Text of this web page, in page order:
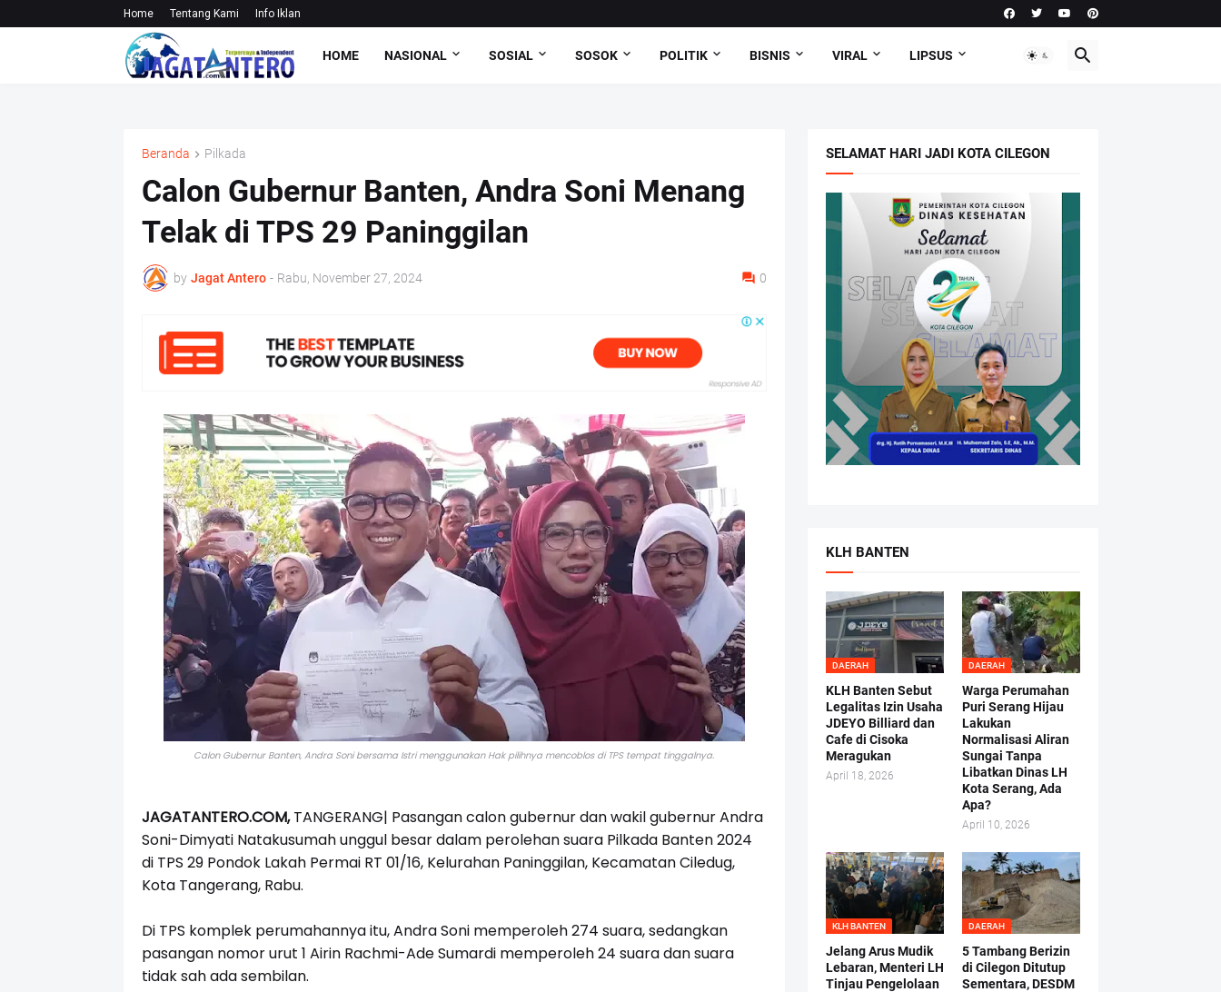
Home Tentang Kami Info Iklan
HOME NASIONAL SOSIAL SOSOK POLITIK BISNIS VIRAL LIPSUS
Beranda Pilkada
Calon Gubernur Banten, Andra Soni Menang
Telak di TPS 29 Paninggilan
by Jagat Antero - Rabu, November 27, 2024 0
Calon Gubernur Banten, Andra Soni bersama Istri menggunakan Hak pilihnya mencoblos di TPS tempat tinggalnya.
JAGATANTERO.COM,TANGERANG| Pasangan calon gubernur dan wakil gubernur Andra
Soni-Dimyati Natakusumah unggul besar dalam perolehan suara Pilkada Banten 2024
di TPS 29 Pondok Lakah Permai RT 01/16, Kelurahan Paninggilan, Kecamatan Ciledug,
Kota Tangerang, Rabu.
Di TPS komplek perumahannya itu, Andra Soni memperoleh 274 suara, sedangkan
pasangan nomor urut 1 Airin Rachmi-Ade Sumardi memperoleh 24 suara dan suara
tidak sah ada sembilan.
SELAMAT HARI JADI KOTA CILEGON
KLH BANTEN
DAERAH
KLH Banten Sebut
Legalitas Izin Usaha
JDEYO Billiard dan
Cafe di Cisoka
Meragukan
April 18, 2026
DAERAH
Warga Perumahan
Puri Serang Hijau
Lakukan
Normalisasi Aliran
Sungai Tanpa
Libatkan Dinas LH
Kota Serang, Ada
Apa?
April 10, 2026
KLH BANTEN
Jelang Arus Mudik
Lebaran, Menteri LH
Tinjau Pengelolaan
DAERAH
5 Tambang Berizin
di Cilegon Ditutup
Sementara, DESDM